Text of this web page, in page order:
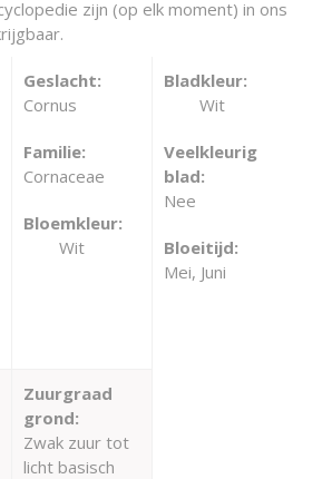
zijn (op elk moment) in ons
Geslacht:
Cornus
Familie:
Cornaceae
Bloemkleur:
Wit
Bladkleur:
Wit
Veelkleurig
blad:
Nee
Bloeitijd:
Mei, Juni
Zuurgraad
grond:
Zwak zuur tot
licht basisch